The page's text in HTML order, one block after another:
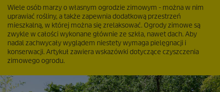
Wiele osób marzy o własnym ogrodzie zimowym - można w nim
uprawiać rośliny, a także zapewnia dodatkową przestrzeń
mieszkalną, w której można się zrelaksować. Ogrody zimowe są
zwykle w całości wykonane głównie ze szkła, nawet dach. Aby
nadal zachwycały wyglądem niestety wymaga pielęgnacji i
konserwacji. Artykuł zawiera wskazówki dotyczące czyszczenia
zimowego ogrodu.